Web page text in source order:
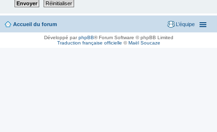
Accueil du forum L’équipe
Développé parphpBB® Forum Software © phpBB Limited
Traduction française officielle ©Maël Soucaze